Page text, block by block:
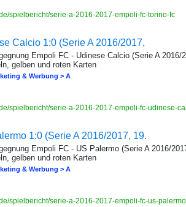
spielbericht/serie-a-2016-2017-empoli-fc-torino-fc
Calcio 1:0 (Serie A 2016/2017,
Empoli FC - Udinese Calcio (Serie A
gelben und roten Karten
& Werbung > A
spielbericht/serie-a-2016-2017-empoli-fc-udinese-
1:0 (Serie A 2016/2017, 19.
Empoli FC - US Palermo (Serie A 2016/
gelben und roten Karten
& Werbung > A
spielbericht/serie-a-2016-2017-empoli-fc-us-